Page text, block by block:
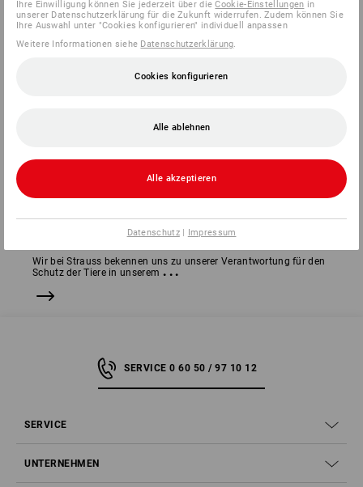
Umwelt
TIER­SCHUTZ
Wir bei Strauss bekennen uns zu unserer Verantwortung für den
Schutz der Tiere in unserem ...
SERVICE 0 60 50 / 97 10 12
SERVICE
UNTERNEHMEN
Ihre Einwilligung können Sie jederzeit über dieCookie-Einstellungen in
unserer Datenschutzerklärung für die Zukunft widerrufen. Zudem können Sie
Ihre Auswahl unter "Cookies konfigurieren" individuell anpassen
Weitere Informationen siehe Datenschutzerklärung
Cookies konfigurieren
Alle ablehnen
Alle akzeptieren
Datenschutz| Impressum